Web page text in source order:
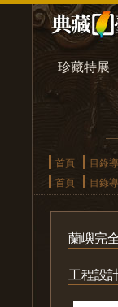
珍藏特展
首頁 目錄
首頁
目錄
蘭嶼完
工程設